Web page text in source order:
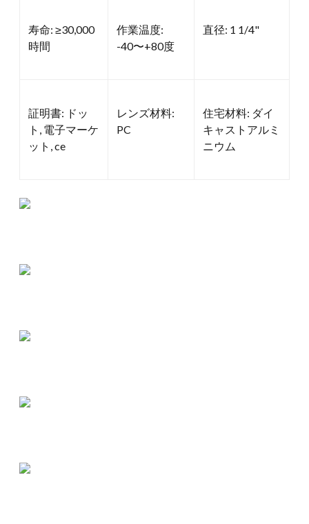
寿命: ≥30,000
時間
作業温度:
-40〜+80度
直径: 1 1/4"
証明書: ドッ
ト, 電子マーケ
ット, ce
レンズ材料:
PC
住宅材料: ダイ
キャストアルミ
ニウム